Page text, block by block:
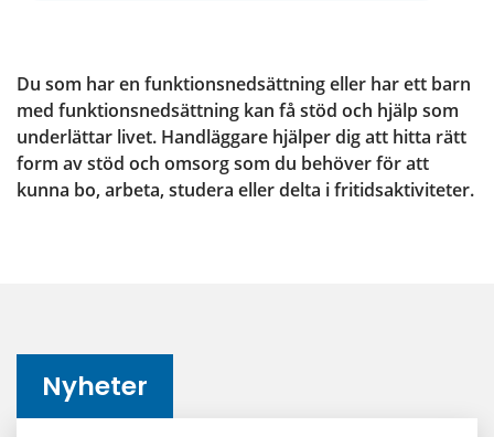
Du som har en funktionsnedsättning eller har ett barn
med funktionsnedsättning kan få stöd och hjälp som
underlättar livet. Handläggare hjälper dig att hitta rätt
form av stöd och omsorg som du behöver för att
kunna bo, arbeta, studera eller delta i fritidsaktiviteter.
Nyheter